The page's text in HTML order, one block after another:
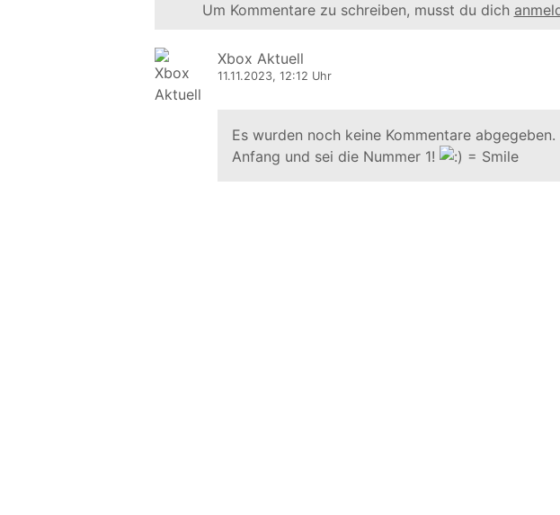
Um Kommentare zu schreiben, musst du dich
Xbox Aktuell
11.11.2023, 12:12 Uhr
Es wurden noch keine Kommentare
Anfang und sei die Nummer 1!